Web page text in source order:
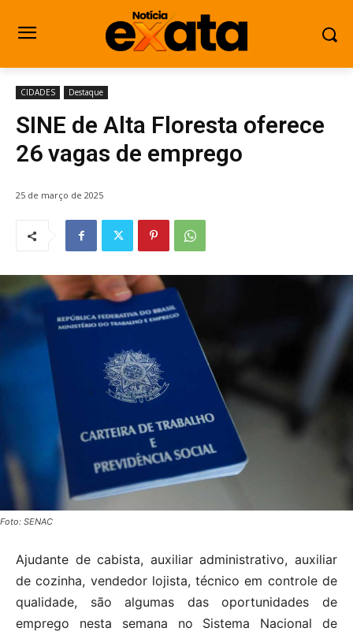
CIDADES Destaque
SINE de Alta Floresta oferece
26 vagas de emprego
25 de março de 2025
Foto: SENAC
Ajudante de cabista, auxiliar administrativo, auxiliar
de cozinha, vendedor lojista, técnico em controle de
qualidade, são algumas das oportunidades de
emprego nesta semana no Sistema Nacional de